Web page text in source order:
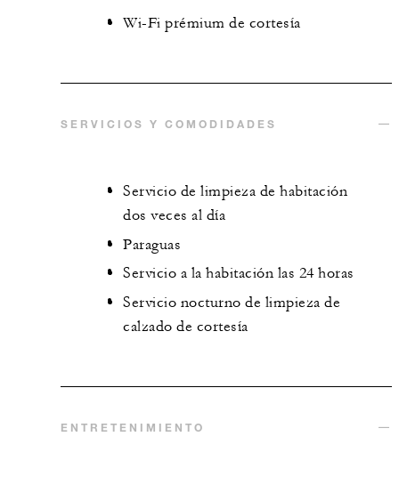
Wi-Fi prémium de cortesía
SERVICIOS Y COMODIDADES
Servicio de limpieza de habitación
dos veces al día
Paraguas
Servicio a la habitación las 24 horas
Servicio nocturno de limpieza de
calzado de cortesía
ENTRETENIMIENTO